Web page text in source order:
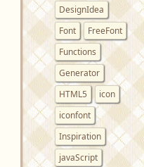
DesignIdea
Font
FreeFont
Functions
Generator
HTML5
icon
iconfont
Inspiration
javaScript